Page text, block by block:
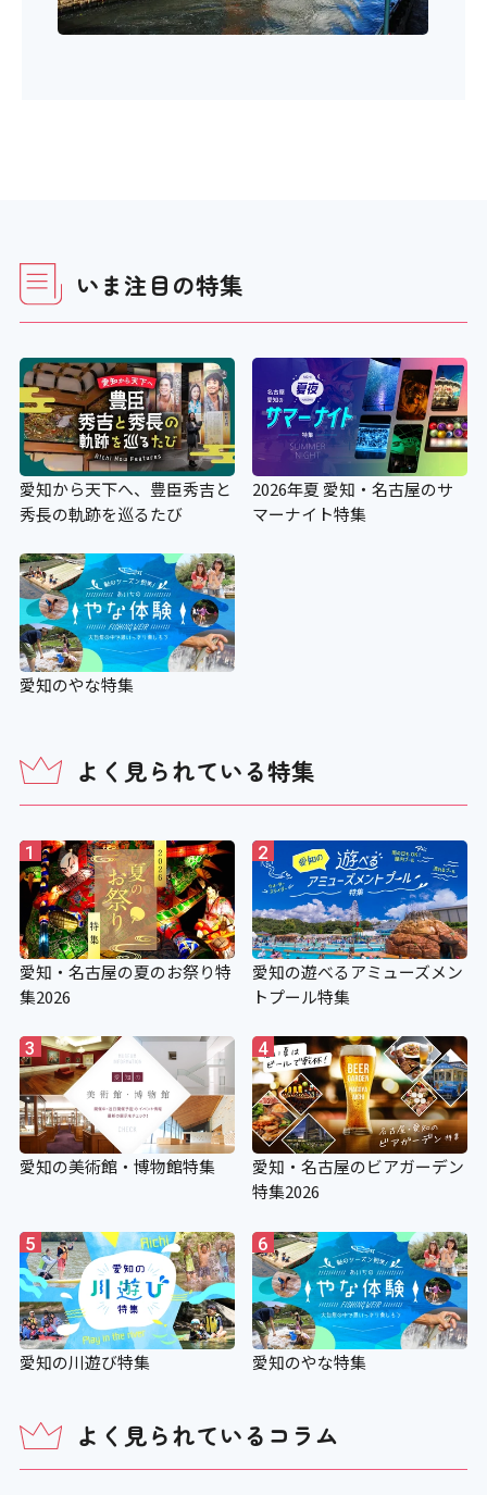
いま注目の特集
愛知から天下へ、豊臣秀吉と
秀長の軌跡を巡るたび
2026年夏 愛知・名古屋のサ
マーナイト特集
愛知のやな特集
よく見られている特集
1
愛知・名古屋の夏のお祭り特
集2026
2
愛知の遊べるアミューズメン
トプール特集
3
愛知の美術館・博物館特集
4
愛知・名古屋のビアガーデン
特集2026
5
愛知の川遊び特集
6
愛知のやな特集
よく見られているコラム